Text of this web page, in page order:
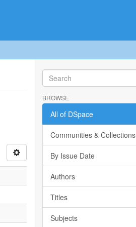
BROWSE
All of DSpace
Communities & Collections
By Issue Date
Authors
Titles
Subjects